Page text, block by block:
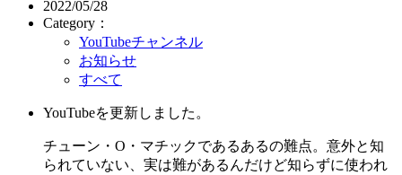
2022/05/28
Category：
YouTubeチャンネル
お知らせ
すべて
YouTubeを更新しました。
チューン・O・マチックであるあるの難点。意外と知
られていない、実は難があるんだけど知らずに使われ